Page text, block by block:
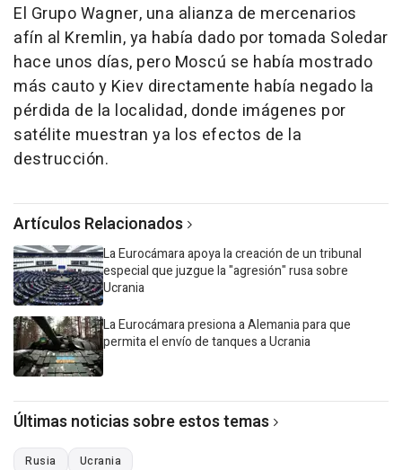
El Grupo Wagner, una alianza de mercenarios
afín al Kremlin, ya había dado por tomada Soledar
hace unos días, pero Moscú se había mostrado
más cauto y Kiev directamente había negado la
pérdida de la localidad, donde imágenes por
satélite muestran ya los efectos de la
destrucción.
Artículos Relacionados
La Eurocámara apoya la creación de un tribunal
especial que juzgue la "agresión" rusa sobre
Ucrania
La Eurocámara presiona a Alemania para que
permita el envío de tanques a Ucrania
Últimas noticias sobre estos temas
Rusia Ucrania